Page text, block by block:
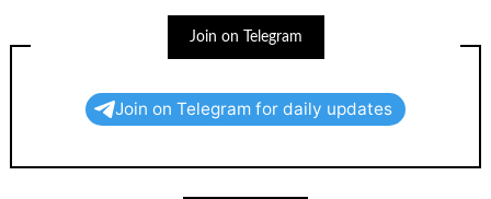
Join on Telegram
Join on Telegram for daily updates